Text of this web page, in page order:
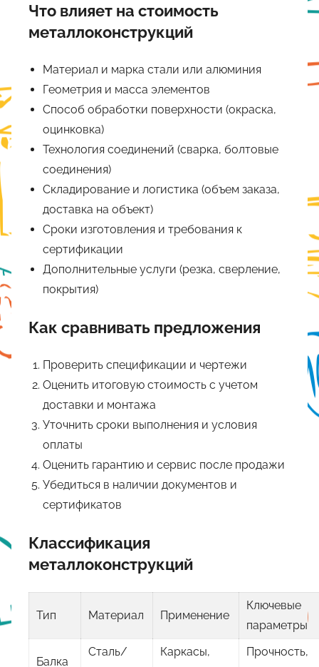
Что влияет на стоимость
металлоконструкций
Материал и марка стали или алюминия
Геометрия и масса элементов
Способ обработки поверхности (окраска,
оцинковка)
Технология соединений (сварка, болтовые
соединения)
Складирование и логистика (объем заказа,
доставка на объект)
Сроки изготовления и требования к
сертификации
Дополнительные услуги (резка, сверление,
покрытия)
Как сравнивать предложения
Проверить спецификации и чертежи
Оценить итоговую стоимость с учетом
доставки и монтажа
Уточнить сроки выполнения и условия
оплаты
Оценить гарантию и сервис после продажи
Убедиться в наличии документов и
сертификатов
Классификация
металлоконструкций
Тип Материал Применение
Ключевые
параметры
Балка
Сталь/
Каркасы,
Прочность,